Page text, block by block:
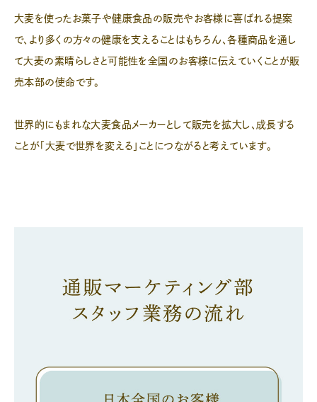
大麦を使ったお菓子や健康食品の販売やお客様に喜ばれる提案
で、より多くの方々の健康を支えることはもちろん、各種商品を通し
て大麦の素晴らしさと可能性を全国のお客様に伝えていくことが販
売本部の使命です。
世界的にもまれな大麦食品メーカーとして販売を拡大し、成長する
ことが「大麦で世界を変える」ことにつながると考えています。